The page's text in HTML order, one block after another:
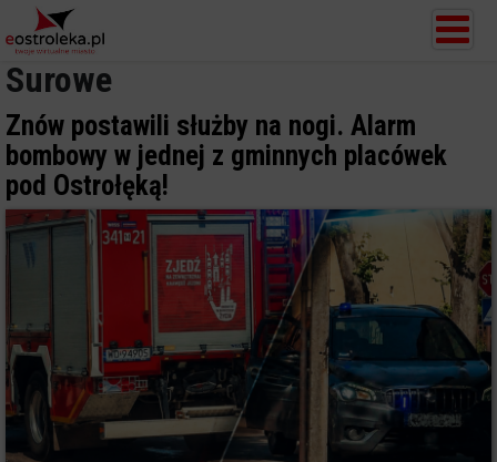
Surowe
Znów postawili służby na nogi. Alarm
bombowy w jednej z gminnych placówek
pod Ostrołęką!